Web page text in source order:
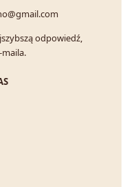
odpowiedź,